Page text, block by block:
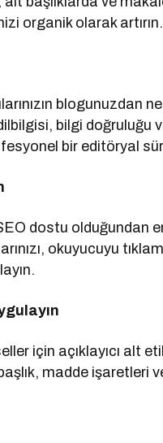
organik olarak artırın.
blogunuzdan
bilgi doğruluğu
bir editöryal
dostu olduğundan
okuyucuyu
için açıklayıcı alt
madde işaretleri